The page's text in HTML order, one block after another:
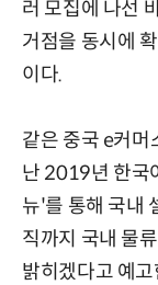
러 모집에 나선
거점을 동시에
이다.
같은 중국 e커머
난 2019년 한국
뉴'를 통해 국내
직까지 국내 물
밝히겠다고 예